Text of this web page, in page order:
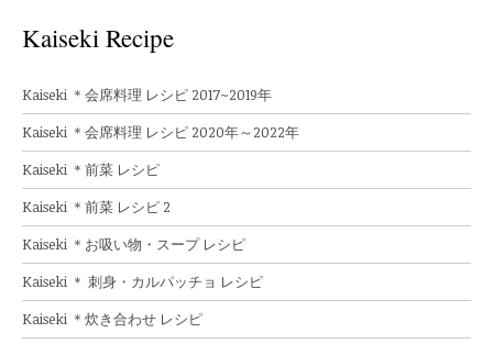
Kaiseki Recipe
Kaiseki ＊会席料理 レシピ 2017~2019年
Kaiseki ＊会席料理 レシピ 2020年～2022年
Kaiseki ＊前菜 レシピ
Kaiseki ＊前菜 レシピ 2
Kaiseki ＊お吸い物・スープ レシピ
Kaiseki ＊ 刺身・カルパッチョ レシピ
Kaiseki ＊炊き合わせ レシピ